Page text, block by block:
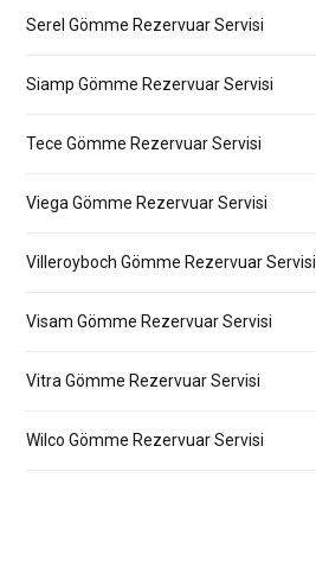
Serel Gömme Rezervuar Servisi
Siamp Gömme Rezervuar Servisi
Tece Gömme Rezervuar Servisi
Viega Gömme Rezervuar Servisi
Villeroyboch Gömme Rezervuar Servisi
Visam Gömme Rezervuar Servisi
Vitra Gömme Rezervuar Servisi
Wilco Gömme Rezervuar Servisi